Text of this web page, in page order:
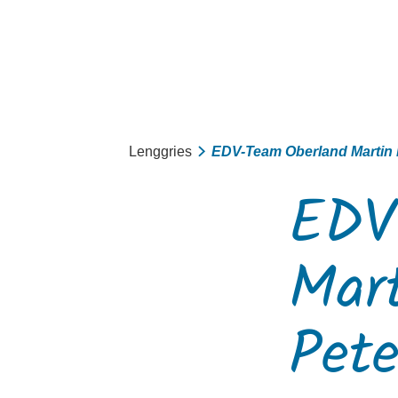
Sommer
Winter
mit Kindern
Touren
Lenggries EDV-Team Oberland